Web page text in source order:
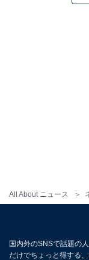
All About ニュース
国内外のSNSで話題の
だけでちょっと得する